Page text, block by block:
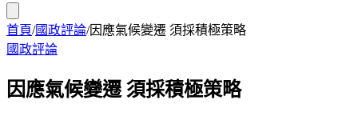
首頁/國政評論/因應氣候變遷 須採積極策略
國政評論
因應氣候變遷 須採積極策略